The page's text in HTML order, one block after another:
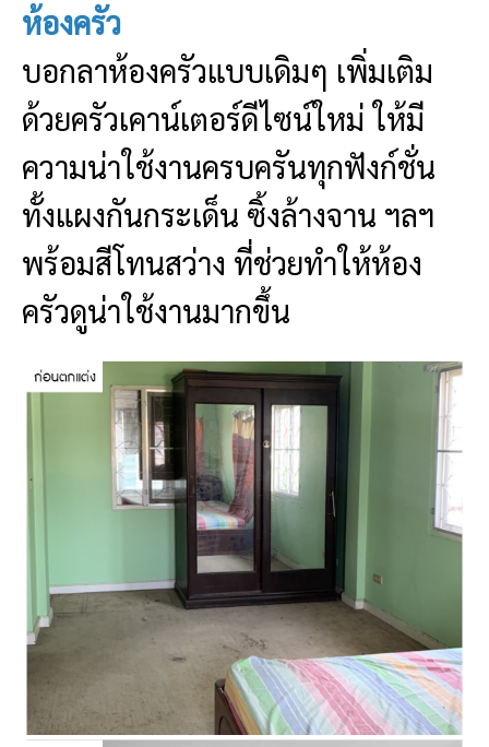
ห้องครัว
บอกลาห้องครัวแบบเดิมๆ เพิ่มเติม
ด้วยครัวเคาน์เตอร์ดีไซน์ใหม่ ให้มี
ความน่าใช้งานครบครันทุกฟังก์ชั่น
ทั้งแผงกันกระเด็น ซิ้งล้างจาน ฯลฯ
พร้อมสีโทนสว่าง ที่ช่วยทำให้ห้อง
ครัวดูน่าใช้งานมากขึ้น